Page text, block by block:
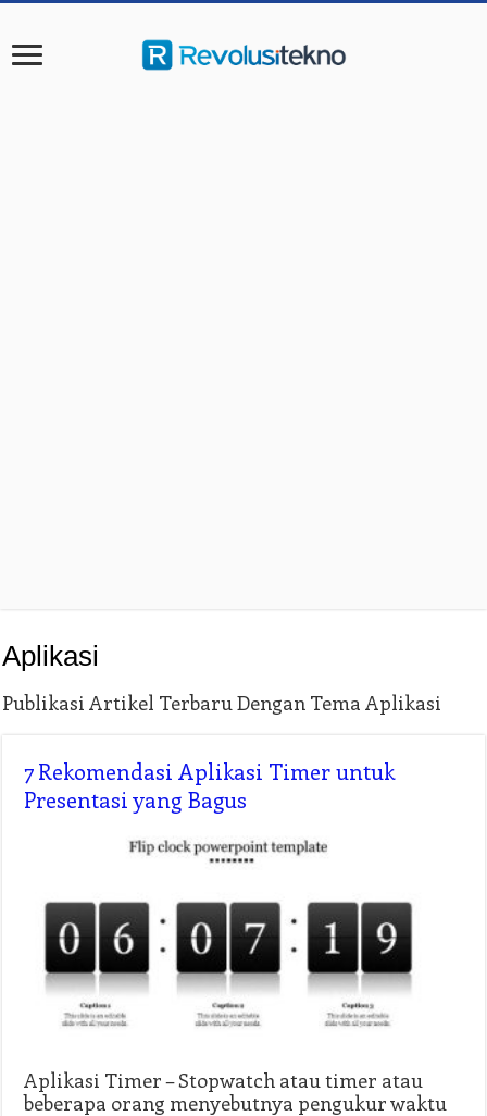
Aplikasi
Publikasi Artikel Terbaru Dengan Tema Aplikasi
7 Rekomendasi Aplikasi Timer untuk
Presentasi yang Bagus
Aplikasi Timer – Stopwatch atau timer atau
beberapa orang menyebutnya pengukur waktu